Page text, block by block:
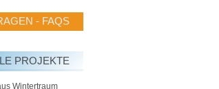
- FAQS
PROJEKTE
Wintertraum